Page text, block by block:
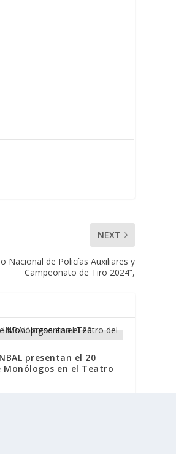
NEXT
Nacional de Policías Auxiliares y
Campeonato de Tiro 2024”,
presentan el 20
Monólogos en el Teatro